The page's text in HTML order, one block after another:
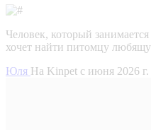
Человек, который
хочет найти питомцу
Юля На Kinpet c июня 2026 г.